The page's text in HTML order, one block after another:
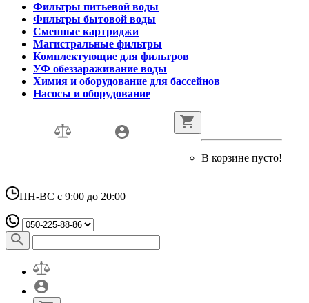
Фильтры питьевой воды
Фильтры бытовой воды
Сменные картриджи
Магистральные фильтры
Комплектующие для фильтров
УФ обеззараживание воды
Химия и оборудование для бассейнов
Насосы и оборудование
В корзине пусто!
ПН-ВС с 9:00 до 20:00